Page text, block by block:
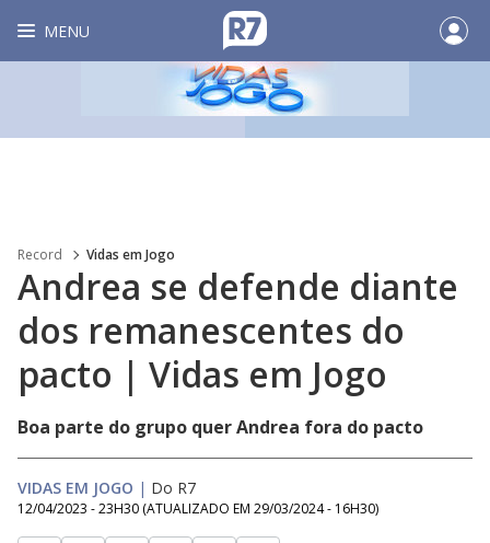
MENU
Record Vidas em Jogo
Andrea se defende diante
dos remanescentes do
pacto | Vidas em Jogo
Boa parte do grupo quer Andrea fora do pacto
VIDAS EM JOGO | Do R7
12/04/2023 - 23H30 (ATUALIZADO EM 29/03/2024 - 16H30)